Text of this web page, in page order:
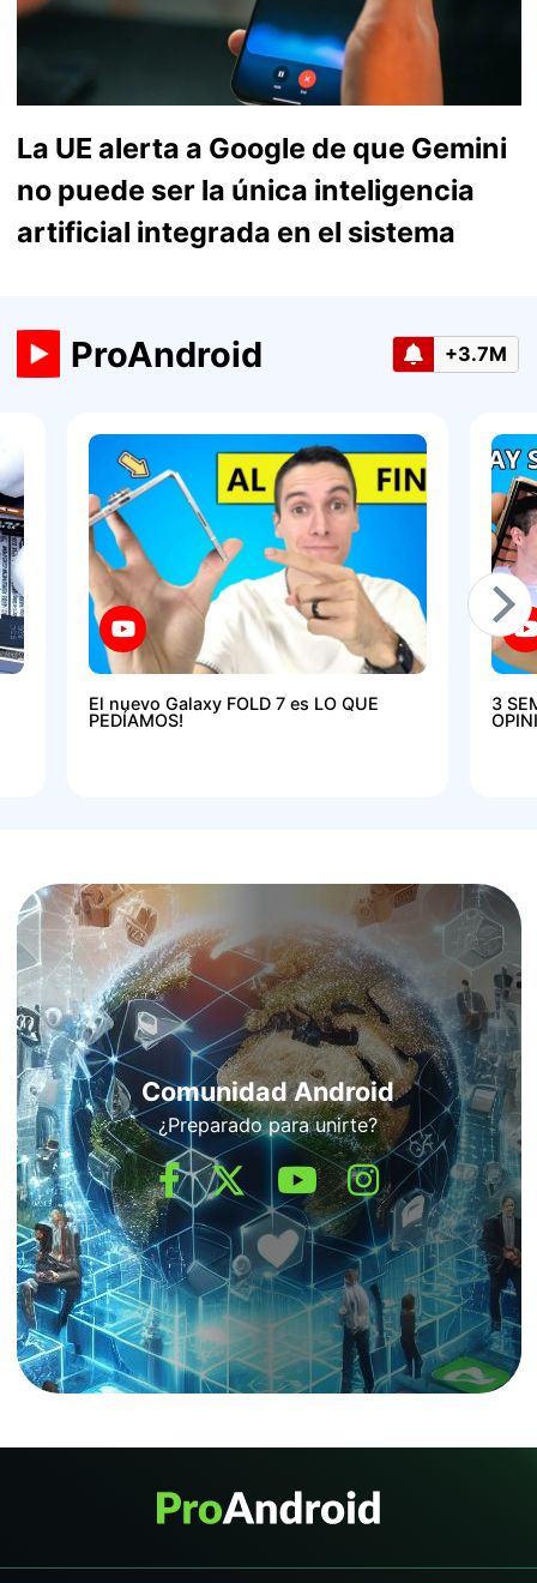
La UE alerta a Google de que Gemini
no puede ser la única inteligencia
artificial integrada en el sistema
ProAndroid +3.7M
El nuevo Galaxy FOLD 7 es LO QUE
PEDÍAMOS!
3
Comunidad Android
¿Preparado para unirte?